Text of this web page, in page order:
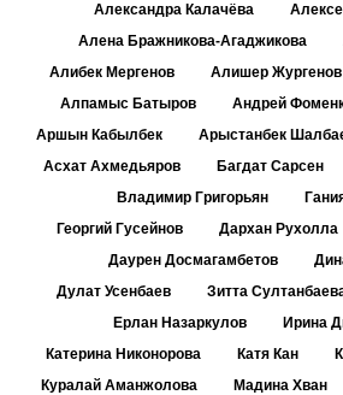
Александра Калачёва
Алена Бражникова-Агаджикова
Алибек Мергенов
Алишер Жургенов
Алпамыс Батыров
Андрей
Аршын Кабылбек
Арыстанбек
Асхат Ахмедьяров
Багдат Сарсен
Владимир Григорьян
Георгий Гусейнов
Дархан Рухолла
Даурен Досмагамбетов
Дулат Усенбаев
Зитта
Ерлан Назаркулов
Ирина
Катерина Никонорова
Катя Кан
Куралай Аманжолова
Мадина Хван